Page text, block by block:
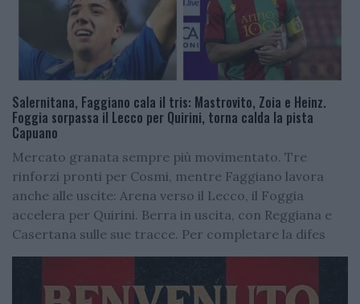
Salernitana, Faggiano cala il tris: Mastrovito, Zoia e Heinz.
Foggia sorpassa il Lecco per Quirini, torna calda la pista
Capuano
Mercato granata sempre più movimentato. Tre
rinforzi pronti per Cosmi, mentre Faggiano lavora
anche alle uscite: Arena verso il Lecco, il Foggia
accelera per Quirini. Berra in uscita, con Reggiana e
Casertana sulle sue tracce. Per completare la difes